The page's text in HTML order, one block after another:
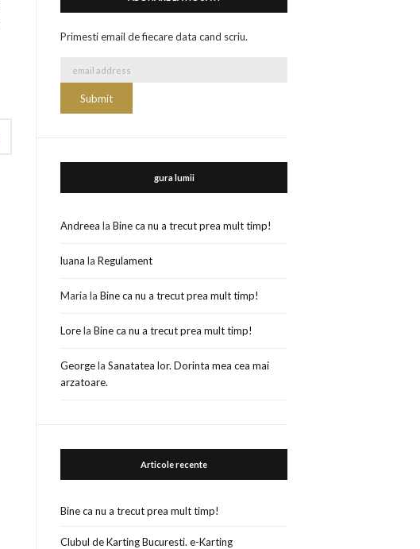
Primesti email de fiecare data cand scriu.
gura lumii
Andreea laBine ca nu a trecut prea mult timp!
luana laRegulament
Maria laBine ca nu a trecut prea mult timp!
LorelaBine ca nu a trecut prea mult timp!
GeorgelaSanatatea lor. Dorinta mea cea mai
arzatoare.
Articole recente
Bine ca nu a trecut prea mult timp!
Clubul de Karting Bucuresti. e-Karting